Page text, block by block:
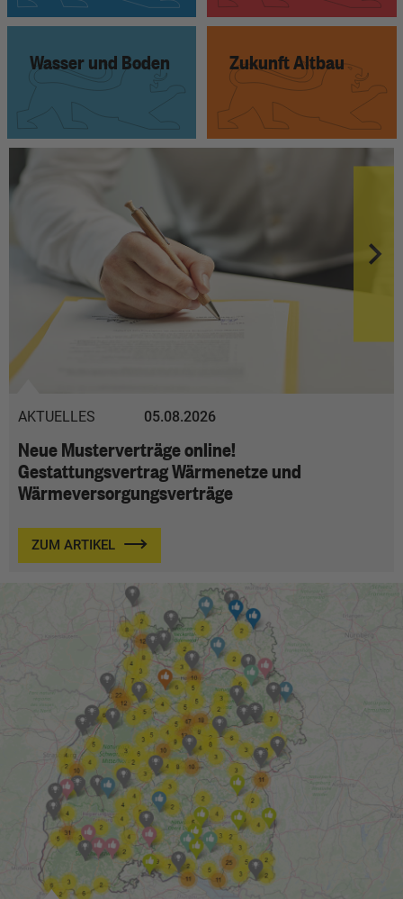
Wasser und Boden Zukunft Altbau
AKTUELLES 05.08.2026
Neue Musterverträge online!
Gestattungsvertrag Wärmenetze und
Wärmeversorgungsverträge
ZUM ARTIKEL